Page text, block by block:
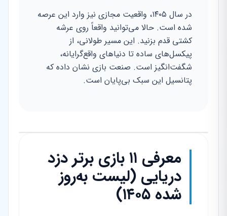
در سال ۱۴۰۵، واقعیت مجازی نیز وارد این عرصه
شده است. حالا می‌توانید واقعاً روی عرشه
کشتی قدم بزنید. این مسیر طولانی، از
پیکسل‌های ساده تا دنیاهای واقع‌گرایانه،
شگفت‌انگیز است. صنعت بازی نشان داده که
پتانسیل این سبک بی‌پایان است.
معرفی ۱۱ بازی برتر دزد
دریایی (لیست به‌روز
شده ۱۴۰۵)